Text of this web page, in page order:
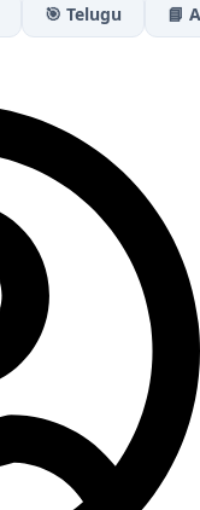
🎯 Telugu 📘